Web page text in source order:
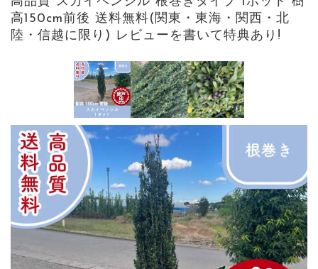
高150cm前後 送料無料(関東・東海・関西・北
陸・信越に限り) レビューを書いて特典あり!